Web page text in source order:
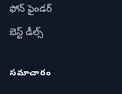
ఫోన్ ఫైండర్
బెస్ట్ డీల్స్
సమాచారం